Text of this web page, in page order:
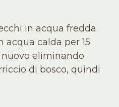
in acqua fredda.
calda per 15
eliminando
di bosco, quindi